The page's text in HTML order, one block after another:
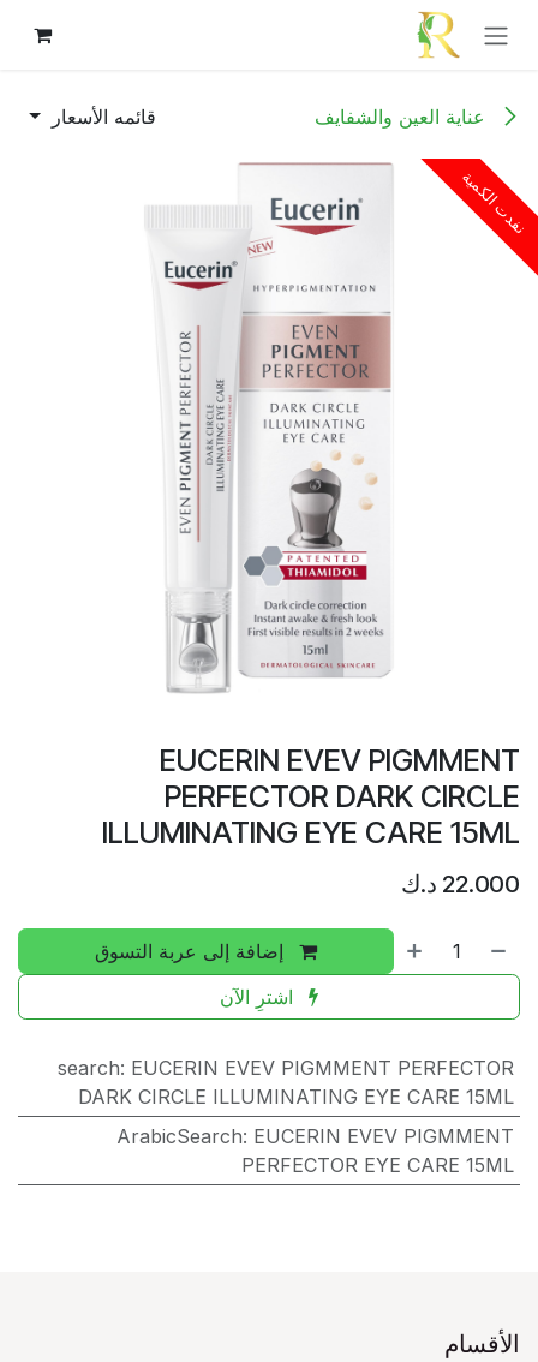
تخطي للذهاب إلى المحتوى
عناية العين والشفايف قائمه الأسعار
نفدت الكمية
EUCERIN EVEV PIGMMENT
PERFECTOR DARK CIRCLE
ILLUMINATING EYE CARE 15ML
22.000 د.ك
إضافة إلى عربة التسوق
اشترِ الآن
search: EUCERIN EVEV PIGMMENT PERFECTOR
DARK CIRCLE ILLUMINATING EYE CARE 15ML
ArabicSearch: EUCERIN EVEV PIGMMENT
PERFECTOR EYE CARE 15ML
الأقسام